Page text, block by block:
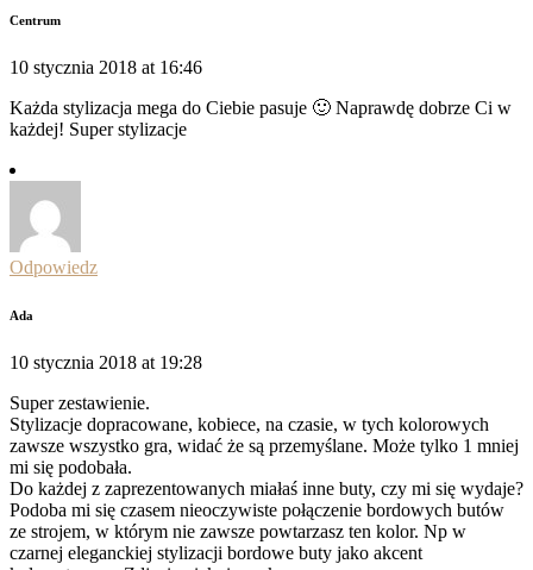
Centrum
10 stycznia 2018 at 16:46
Każda stylizacja mega do Ciebie pasuje 🙂 Naprawdę dobrze Ci w
każdej! Super stylizacje
Odpowiedz
Ada
10 stycznia 2018 at 19:28
Super zestawienie.
Stylizacje dopracowane, kobiece, na czasie, w tych kolorowych
zawsze wszystko gra, widać że są przemyślane. Może tylko 1 mniej
mi się podobała.
Do każdej z zaprezentowanych miałaś inne buty, czy mi się wydaje?
Podoba mi się czasem nieoczywiste połączenie bordowych butów
ze strojem, w którym nie zawsze powtarzasz ten kolor. Np w
czarnej eleganckiej stylizacji bordowe buty jako akcent